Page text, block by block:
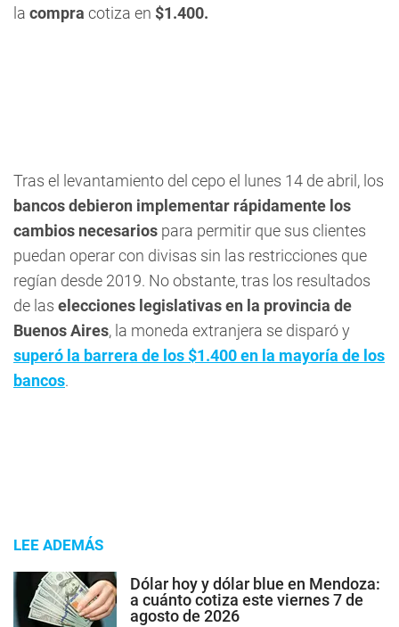
la compra cotiza en $1.400.
Tras el levantamiento del cepo el lunes 14 de abril, los
bancos debieron implementar rápidamente los
cambios necesarios para permitir que sus clientes
puedan operar con divisas sin las restricciones que
regían desde 2019. No obstante, tras los resultados
de las elecciones legislativas en la provincia de
Buenos Aires, la moneda extranjera se disparó y
superó la barrera de los $1.400en la mayoría de los
bancos.
LEE ADEMÁS
Dólar hoy y dólar blue en Mendoza:
a cuánto cotiza este viernes 7 de
agosto de 2026